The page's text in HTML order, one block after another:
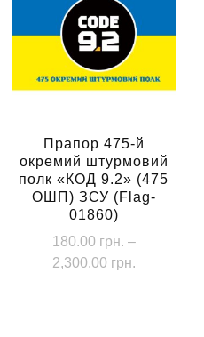
Прапор 475-й
окремий штурмовий
полк «КОД 9.2» (475
ОШП) ЗСУ (Flag-
01860)
180.00 грн. –
2,300.00 грн.